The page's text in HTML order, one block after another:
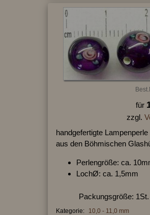
für
zzgl.
handgefertigte Lampenperle
aus den Böhmischen
Perlengröße: ca.
LochØ: ca. 1,5mm
Packungsgröße: 1St.
Kategorie: 10,0 - 11,0 mm